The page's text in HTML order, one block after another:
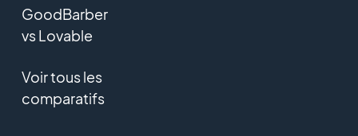
GoodBarber
vs Lovable
Voir tous les
comparatifs